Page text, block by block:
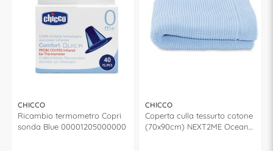
CHICCO
Ricambio termometro Copri
sonda Blue 00001205000000
CHICCO
Coperta culla tessurto cotone
(70x90cm) NEXT2ME Ocean